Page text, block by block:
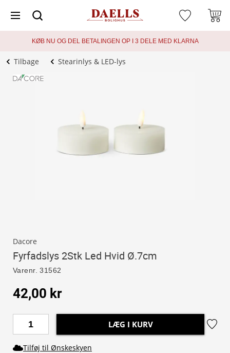
KØB NU OG DEL BETALINGEN OP I 3 DELE MED KLARNA
Tilbage Stearinlys & LED-lys
Dacore
Fyrfadslys 2Stk Led Hvid Ø.7cm
Varenr. 31562
42,00 kr
LÆG I KURV
Tilføj til Ønskeskyen